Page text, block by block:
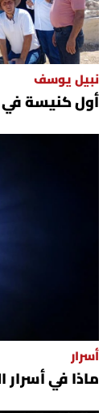
نبيل يوسف
أول كنيسة في
أسرار
ماذا في أسرار اليوم